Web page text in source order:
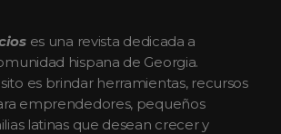
es una revista dedicada a
hispana de Georgia.
es brindar herramientas, recursos
emprendedores, pequeños
latinas que desean crecer y